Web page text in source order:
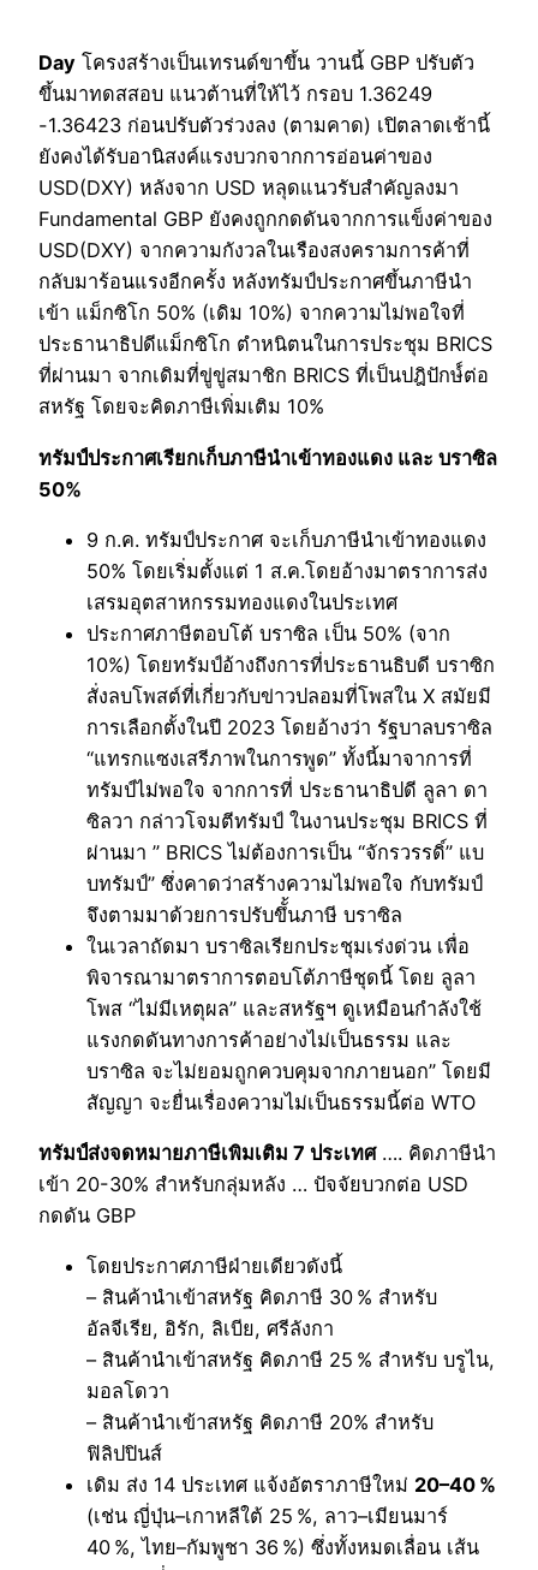
Day โครงสร้างเป็นเทรนด์ขาขึ้น วานนี้ GBP ปรับตัว
ขึ้นมาทดสสอบ แนวต้านที่ให้ไว้ กรอบ 1.36249
-1.36423 ก่อนปรับตัวร่วงลง (ตามคาด) เปิตลาดเช้านี้
ยังคงได้รับอานิสงค์แรงบวกจากการอ่อนค่าของ
USD(DXY) หลังจาก USD หลุดแนวรับสำคัญลงมา
Fundamental GBP ยังคงถูกกดดันจากการแข็งค่าของ
USD(DXY) จากความกังวลในเรืองสงครามการค้าที่
กลับมาร้อนแรงอีกครั้ง หลังทรัมป์ประกาศขึ้นภาษีนำ
เข้า แม็กซิโก 50% (เดิม 10%) จากความไม่พอใจที่
ประธานาธิปดีแม็กซิโก ตำหนิตนในการประชุม BRICS
ที่ผ่านมา จากเดิมที่ขู่ขู่สมาชิก BRICS ที่เป็นปฎิปักษ์์ต่อ
สหรัฐ โดยจะคิดภาษีเพิ่มเติม 10%
ทรัมป์ประกาศเรียกเก็บภาษีนำเข้าทองแดง และ บราซิล
50%
9 ก.ค. ทรัมป์ประกาศ จะเก็บภาษีนำเข้าทองแดง
50% โดยเริ่มตั้งแต่ 1 ส.ค.โดยอ้างมาตราการส่ง
เสรมอุตสาหกรรมทองแดงในประเทศ
ประกาศภาษีตอบโต้ บราซิล เป็น 50% (จาก
10%) โดยทรัมป์อ้างถึงการที่ประธานธิบดี บราซิก
สั่งลบโพสต์ที่เกี่ยวกับข่าวปลอมที่โพสใน X สมัยมี
การเลือกตั้งในปี 2023 โดยอ้างว่า รัฐบาลบราซิล
“แทรกแซงเสรีภาพในการพูด” ทั้งนี้มาจาการที่
ทรัมป์ไม่พอใจ จากการที่ ประธานาธิปดี ลูลา ดา
ซิลวา กล่าวโจมตีทรัมป์ ในงานประชุม BRICS ที่
ผ่านมา ” BRICS ไม่ต้องการเป็น “จักรวรรดิ์” แบ
บทรัมป์” ซึ่งคาดว่าสร้างความไม่พอใจ กับทรัมป์
จึงตามมาด้วยการปรับขึั้นภาษี บราซิล
ในเวลาถัดมา บราซิลเรียกประชุมเร่งด่วน เพื่อ
พิจารณามาตราการตอบโต้ภาษีชุดนี้ โดย ลูลา
โพส “ไม่มีเหตุผล” และสหรัฐฯ ดูเหมือนกำลังใช้
แรงกดดันทางการค้าอย่างไม่เป็นธรรม และ
บราซิล จะไม่ยอมถูกควบคุมจากภายนอก” โดยมี
สัญญา จะยื่นเรื่องความไม่เป็นธรรมนี้ต่อ WTO
ทรัมป์ส่งจดหมายภาษีเพิมเติม 7 ประเทศ…. คิดภาษีนำ
เข้า 20-30% สำหรับกลุ่มหลัง … ปัจจัยบวกต่อ USD
กดดัน GBP
โดยประกาศภาษีฝ่ายเดียวดังนี้
– สินค้านำเข้าสหรัฐ คิดภาษี 30 % สำหรับ
อัลจีเรีย, อิรัก, ลิเบีย, ศรีลังกา
– สินค้านำเข้าสหรัฐ คิดภาษี 25 % สำหรับ บรูไน,
มอลโดวา
– สินค้านำเข้าสหรัฐ คิดภาษี 20% สำหรับ
ฟิลิปปินส์
เดิม ส่ง 14 ประเทศ แจ้งอัตราภาษีใหม่ 20–40 %
(เช่น ญี่ปุ่น–เกาหลีใต้ 25 %, ลาว–เมียนมาร์
40 %, ไทย–กัมพูชา 36 %) ซึ่งทั้งหมดเลื่อน เส้น